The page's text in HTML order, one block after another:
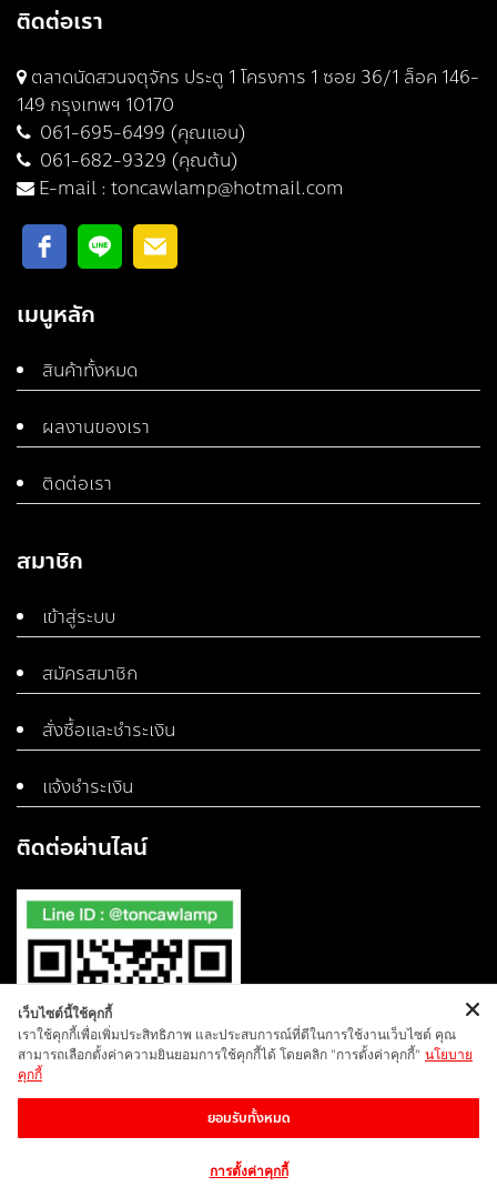
ติดต่อเรา
ตลาดนัดสวนจตุจักร ประตู 1 โครงการ 1 ซอย 36/1 ล็อค 146-
149 กรุงเทพฯ 10170
061-695-6499 (คุณแอน)
061-682-9329 (คุณต้น)
E-mail : toncawlamp@hotmail.com
เมนูหลัก
สินค้าทั้งหมด
ผลงานของเรา
ติดต่อเรา
สมาชิก
เข้าสู่ระบบ
สมัครสมาชิก
สั่งซื้อและชำระเงิน
แจ้งชำระเงิน
ติดต่อผ่านไลน์
เว็บไซต์นี้ใช้คุกกี้
เราใช้คุกกี้เพื่อเพิ่มประสิทธิภาพ และประสบการณ์ที่ดีในการใช้งานเว็บไซต์ คุณ
สามารถเลือกตั้งค่าความยินยอมการใช้คุกกี้ได้ โดยคลิก "การตั้งค่าคุกกี้" นโยบาย
คุกกี้
ยอมรับทั้งหมด
การตั้งค่าคุกกี้